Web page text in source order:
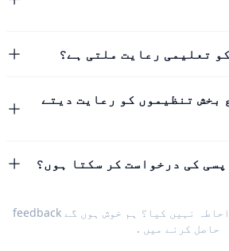
تعلیمی رعایت ملتی ہے؟
بخش تنظیموں کو رعایت دیتے
کی درخواست کر سکتا ہوں؟
نہیں کیا؟ ہم خوش ہوں گےfeedback
حاصل کرنے میں .